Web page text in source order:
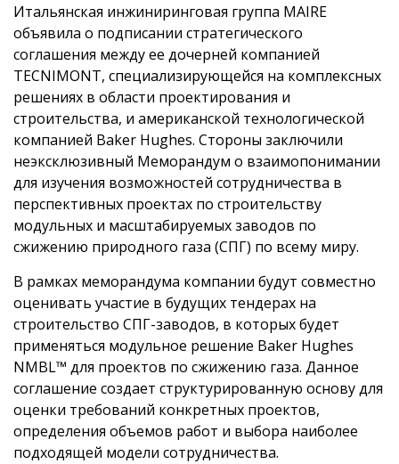
Итальянская инжиниринговая группа MAIRE
объявила о подписании стратегического
соглашения между ее дочерней компанией
TECNIMONT, специализирующейся на комплексных
решениях в области проектирования и
строительства, и американской технологической
компанией Baker Hughes. Стороны заключили
неэксклюзивный Меморандум о взаимопонимании
для изучения возможностей сотрудничества в
перспективных проектах по строительству
модульных и масштабируемых заводов по
сжижению природного газа (СПГ) по всему миру.
В рамках меморандума компании будут совместно
оценивать участие в будущих тендерах на
строительство СПГ-заводов, в которых будет
применяться модульное решение Baker Hughes
NMBL™ для проектов по сжижению газа. Данное
соглашение создает структурированную основу для
оценки требований конкретных проектов,
определения объемов работ и выбора наиболее
подходящей модели сотрудничества.